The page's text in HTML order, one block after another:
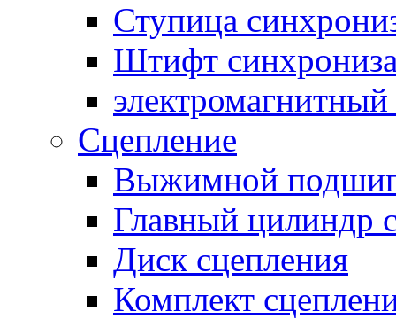
Ступица
Штифт
электромагнитный
Сцепление
Выжимной
Главный цилиндр
Диск сцепления
Комплект